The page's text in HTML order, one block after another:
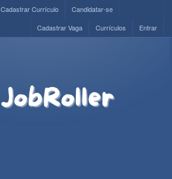
Cadastrar Currículo
Candidatar-se
Entrar
Currículos
Cadastrar Vaga